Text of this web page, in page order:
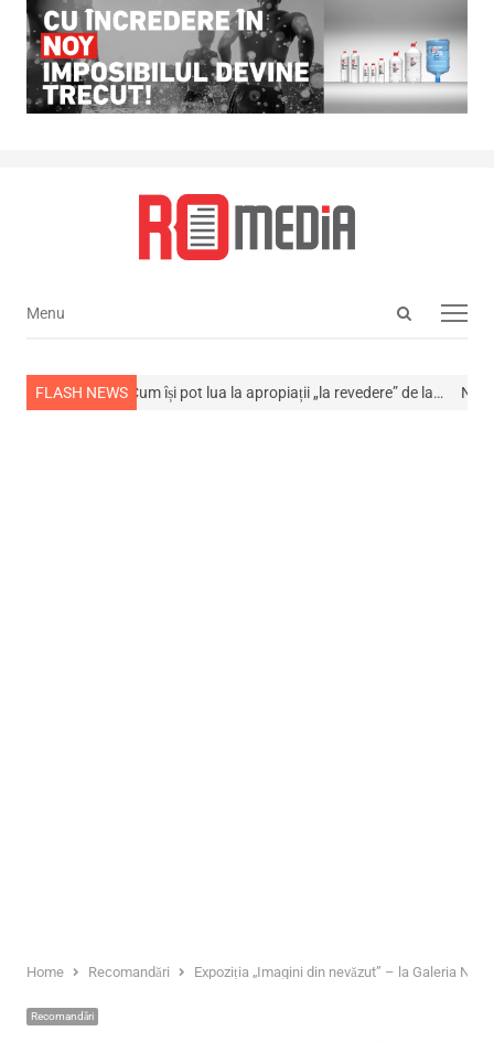
Open
Menu
Menu
FLASH NEWS
din viață Cum își pot lua la apropiații „la revedere” de la… NEWS
Home Recomandări Expoziția „Imagini din nevăzut” – la Galeria
Recomandări